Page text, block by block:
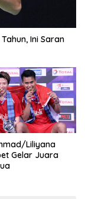
Ini Saran
Liliyana
Gelar Juara